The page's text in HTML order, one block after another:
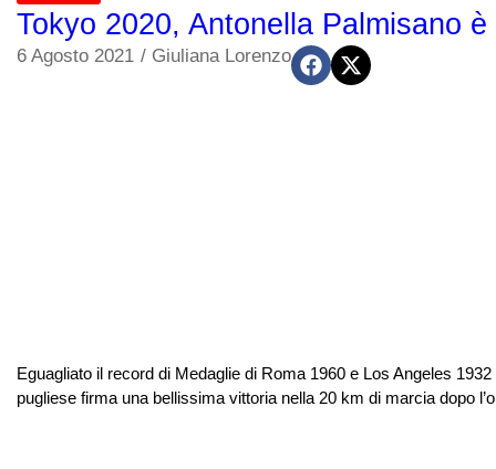
Tokyo 2020, Antonella Palmisano
6 Agosto 2021 / Giuliana Lorenzo
Eguagliato il record di Medaglie di Roma 1960 e Los Angeles
pugliese firma una bellissima vittoria nella 20 km di marcia dopo